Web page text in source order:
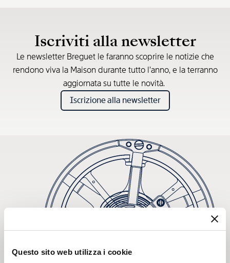
Questo sito web utilizza i cookie
Iscriviti alla newsletter
Le newsletter Breguet le faranno scoprire le notizie che
rendono viva la Maison durante tutto l’anno, e la terranno
aggiornata su tutte le novità.
Iscrizione alla newsletter